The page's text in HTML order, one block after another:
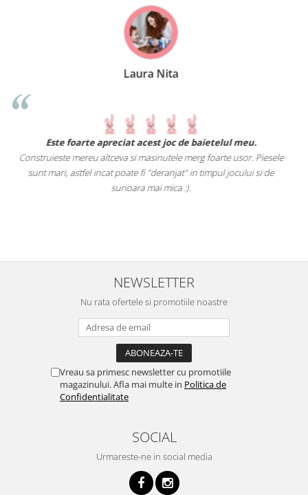
Piesele
si de
Anne-Marie Neumann
Un joc perfect pentru fetița de 3 ani și 5 luni. Îl jucam
deoarece ne place sa petrecem timpul împreuna.
Acest joc i-a dezvoltat gândirea logica, vederea in
consolidat cunoștințele geometrice dobândite pana la
NEWSLETTER
Nu rata ofertele si promotiile noastre
Vreau sa primesc newsletter cu promotiile
magazinului. Afla mai multe in Politica de
Confidentialitate
SOCIAL
Urmareste-ne in social media